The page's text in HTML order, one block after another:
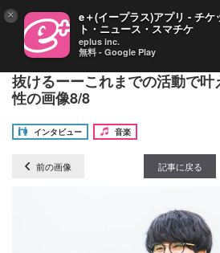
音楽ユニット・MELOGAPPA
抜けるーーこれまでの活動で
性の画像8/8
インタビュー
音楽
前の画像 記事に戻る
× e＋(イープラス)アプリ - チケ
ト・ニュース・スマチケ
eplus inc.
無料 - Google Play